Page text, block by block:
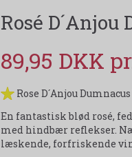
Rosé
89,95 DKK
Rose D´Anjou
En fantastisk blød rosé,
med hindbær reflekser.
læskende, forfriskende